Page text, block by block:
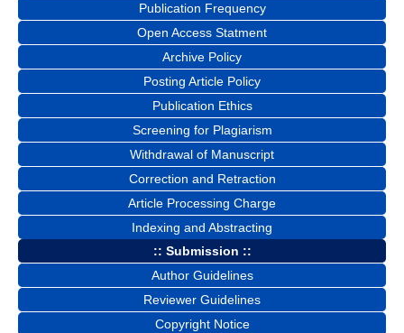
Publication Frequency
Open Access Statment
Archive Policy
Posting Article Policy
Publication Ethics
Screening for Plagiarism
Withdrawal of Manuscript
Correction and Retraction
Article Processing Charge
Indexing and Abstracting
:: Submission ::
Author Guidelines
Reviewer Guidelines
Copyright Notice